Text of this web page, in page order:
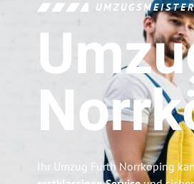
Ihr Umzug Fürth Norrköping